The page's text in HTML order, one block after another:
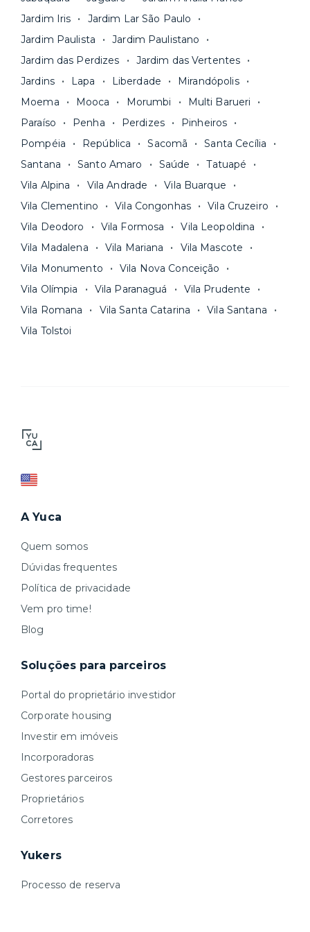
nossa equipe via app.
Seja uma mala ou um caminhão de mudança: é
só levar as suas coisas e começar a morar.
documentação pelo site da Yuca e assina o
contrato na tela do seu computador ou celular.
Simples, seguro e sem burocracia!
Jardim Iris
Jardim Lar São Paulo
Jardim Paulista
Jardim Paulistano
Jardim das Perdizes
Jardim das Vertentes
Jardins
Lapa Liberdade
Mirandópolis
Moema
Mooca Morumbi
Multi Barueri
Paraíso
Penha Perdizes
Pinheiros
Pompéia
República Sacomã
Santa Cecília
Santana
Santo Amaro Saúde
Tatuapé
Vila Alpina
Vila Andrade
Vila Buarque
Vila Clementino
Vila Congonhas
Vila Cruzeiro
Vila Deodoro
Vila Formosa
Vila Leopoldina
Vila Madalena
Vila Mariana
Vila Mascote
Vila Monumento
Vila Nova Conceição
Vila Olímpia
Vila Paranaguá
Vila Prudente
Vila Romana
Vila Santa Catarina
Vila Santana
Vila Tolstoi
A Yuca
Quem somos
Dúvidas frequentes
Política de privacidade
Vem pro time!
Blog
Soluções para parceiros
Portal do proprietário investidor
Corporate housing
Investir em imóveis
Incorporadoras
Gestores parceiros
Proprietários
Corretores
Yukers
Processo de reserva